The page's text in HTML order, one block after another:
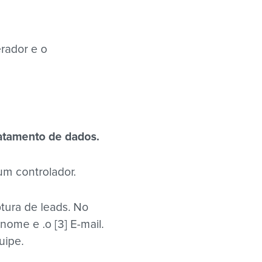
e o
de dados.
controlador.
de leads. No
e .o [3] E-mail.